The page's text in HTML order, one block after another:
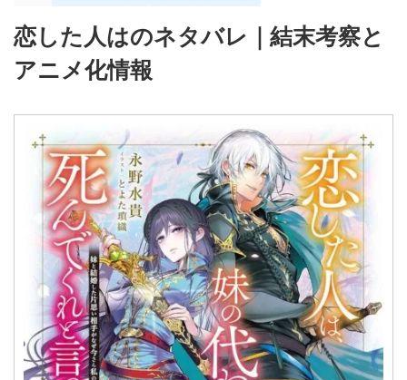
恋した人はのネタバレ｜結末考察と
アニメ化情報